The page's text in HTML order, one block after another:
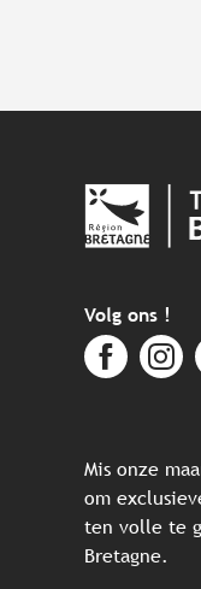
Volg ons !
Mis onze
om
ten volle te
Bretagne.